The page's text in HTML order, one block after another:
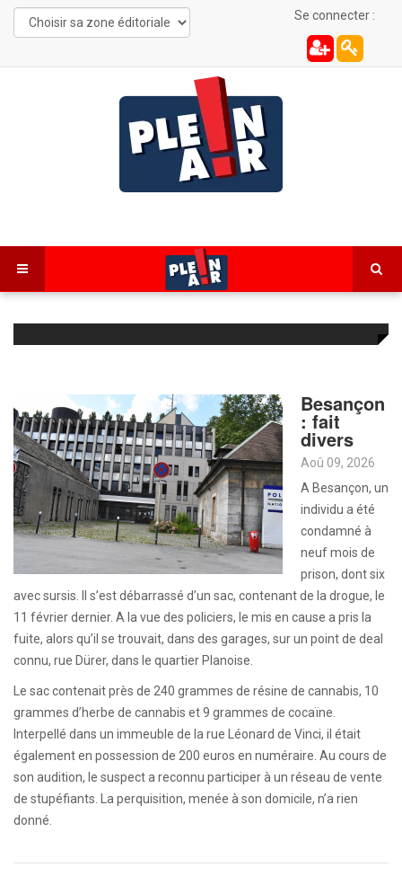
Se connecter :
Besançon
: fait
divers
Aoû 09, 2026
A Besançon, un
individu a été
condamné à
neuf mois de
prison, dont six
avec sursis. Il s’est débarrassé d’un sac, contenant de la drogue, le
11 février dernier. A la vue des policiers, le mis en cause a pris la
fuite, alors qu’il se trouvait, dans des garages, sur un point de deal
connu, rue Dürer, dans le quartier Planoise.
Le sac contenait près de 240 grammes de résine de cannabis, 10
grammes d’herbe de cannabis et 9 grammes de cocaïne.
Interpellé dans un immeuble de la rue Léonard de Vinci, il était
également en possession de 200 euros en numéraire. Au cours de
son audition, le suspect a reconnu participer à un réseau de vente
de stupéfiants. La perquisition, menée à son domicile, n’a rien
donné.